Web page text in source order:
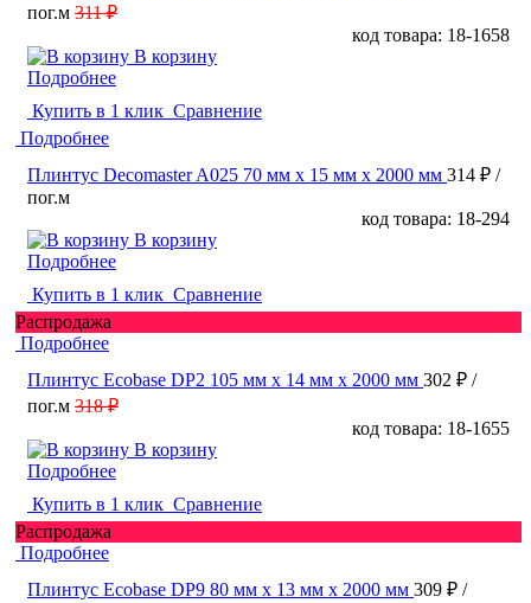
пог.м 311 ₽
код товара: 18-1658
В корзину
Подробнее
Купить в 1 клик Сравнение
Подробнее
Плинтус Decomaster A025 70 мм х 15 мм х 2000 мм 314 ₽ /
пог.м
код товара: 18-294
В корзину
Подробнее
Купить в 1 клик Сравнение
Распродажа
Подробнее
Плинтус Ecobase DP2 105 мм х 14 мм х 2000 мм 302 ₽ /
пог.м 318 ₽
код товара: 18-1655
В корзину
Подробнее
Купить в 1 клик Сравнение
Распродажа
Подробнее
Плинтус Ecobase DP9 80 мм х 13 мм х 2000 мм 309 ₽ /